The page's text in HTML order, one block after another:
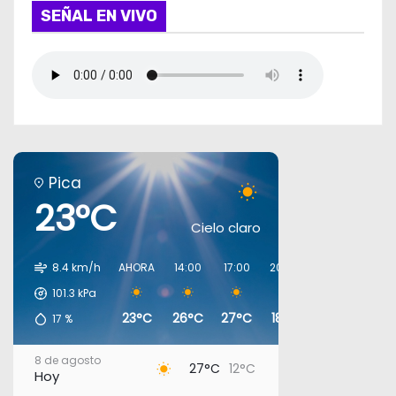
SEÑAL EN VIVO
Pica
23°C Cielo claro
8.4 km/h
101.3 kPa
17 %
AHORA
23°C
14:00
26°C
17:00
27°C
20:00
18°C
8 de agosto
Hoy 27°C 12°C